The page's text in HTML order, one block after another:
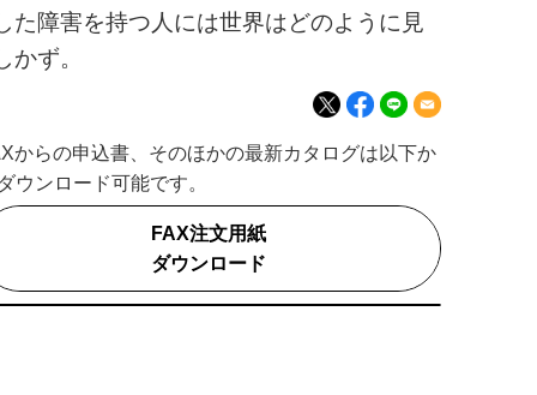
た障害を持つ人には世界はどのように見
ず。
からの申込書、そのほかの最新カタログは以下か
ウンロード可能です。
FAX注文用紙
ダウンロード